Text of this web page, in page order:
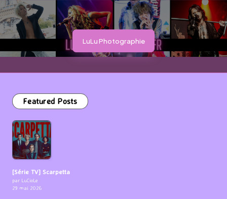
LuLu Photographie
Featured Posts
[Série TV] Scarpetta
par LuCioLe
29 mai 2026